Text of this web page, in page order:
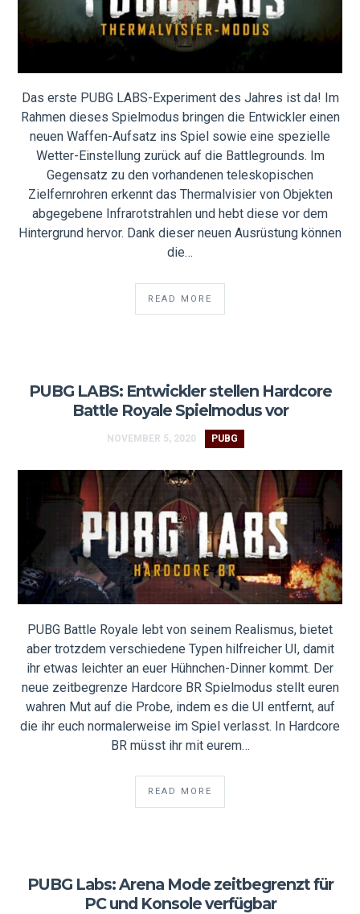
Das erste PUBG LABS-Experiment des Jahres ist da! Im
Rahmen dieses Spielmodus bringen die Entwickler einen
neuen Waffen-Aufsatz ins Spiel sowie eine spezielle
Wetter-Einstellung zurück auf die Battlegrounds. Im
Gegensatz zu den vorhandenen teleskopischen
Zielfernrohren erkennt das Thermalvisier von Objekten
abgegebene Infrarotstrahlen und hebt diese vor dem
Hintergrund hervor. Dank dieser neuen Ausrüstung können
die…
READ MORE
PUBG LABS: Entwickler stellen Hardcore
Battle Royale Spielmodus vor
NOVEMBER 5, 2020 PUBG
PUBG Battle Royale lebt von seinem Realismus, bietet
aber trotzdem verschiedene Typen hilfreicher UI, damit
ihr etwas leichter an euer Hühnchen-Dinner kommt. Der
neue zeitbegrenze Hardcore BR Spielmodus stellt euren
wahren Mut auf die Probe, indem es die UI entfernt, auf
die ihr euch normalerweise im Spiel verlasst. In Hardcore
BR müsst ihr mit eurem…
READ MORE
PUBG Labs: Arena Mode zeitbegrenzt für
PC und Konsole verfügbar